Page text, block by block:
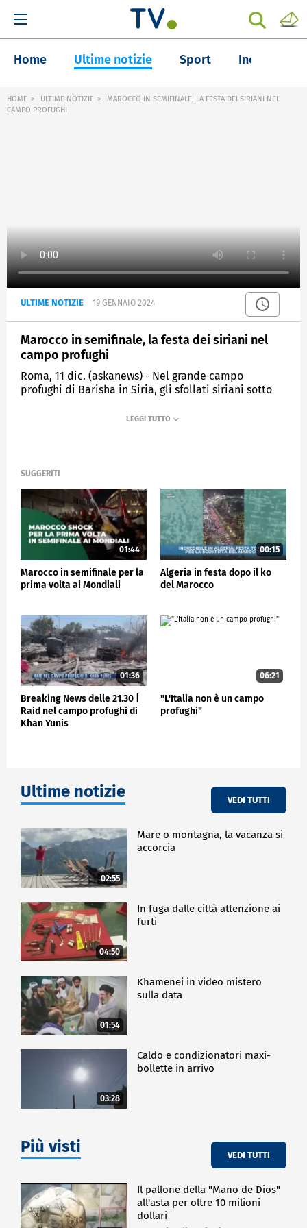
Home Ultime notizie Sport Inchieste
HOME ULTIME NOTIZIE
MAROCCO IN SEMIFINALE, LA FESTA DEI SIRIANI NEL
CAMPO PROFUGHI
ULTIME NOTIZIE 19 GENNAIO 2024
Marocco in semifinale, la festa dei siriani nel
campo profughi
Roma, 11 dic. (askanews) - Nel grande campo
profughi di Barisha in Siria, gli sfollati siriani sotto
Portogallo ed esultano per la vittoria della squadra
ESTERI
SUGGERITI
01:44
Marocco in semifinale per la
prima volta ai Mondiali
00:15
Algeria in festa dopo il ko
del Marocco
01:36
Breaking News delle 21.30 |
Raid nel campo profughi di
Khan Yunis
06:21
"L'Italia non è un campo
profughi"
Ultime notizie VEDI TUTTI
02:55
Mare o montagna, la vacanza si
accorcia
04:50
In fuga dalle città attenzione ai
furti
01:54
Khamenei in video mistero
sulla data
03:28
Caldo e condizionatori maxi-
bollette in arrivo
Più visti VEDI TUTTI
Il pallone della "Mano de Dios"
all'asta per oltre 10 milioni
dollari